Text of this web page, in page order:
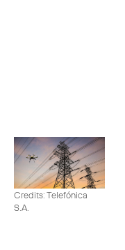
Credits: Telefónica
S.A.